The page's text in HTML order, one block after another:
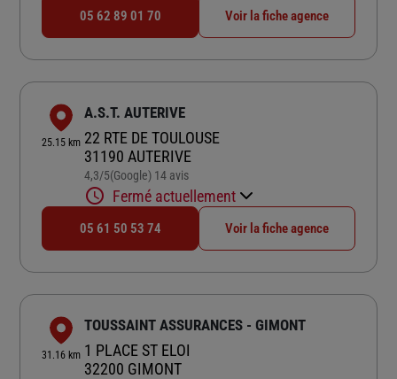
05 62 89 01 70 Voir la fiche agence
25.15 km
A.S.T. AUTERIVE
22 RTE DE TOULOUSE
31190 AUTERIVE
4,3/5Note de 4.3 sur 5
(Google) 14 avis
Fermé actuellement
05 61 50 53 74 Voir la fiche agence
31.16 km
TOUSSAINT ASSURANCES - GIMONT
1 PLACE ST ELOI
32200 GIMONT